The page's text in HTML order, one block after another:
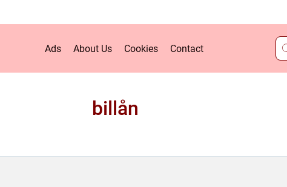
Ads About Us Cookies Contact
billån